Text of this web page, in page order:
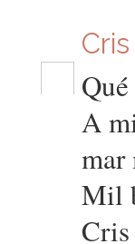
A
mar
Mil
Cris